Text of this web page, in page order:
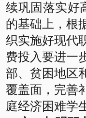
续巩固落实好
的基础上，根
织实施好现代
费投入要进一
部、贫困地区
覆盖面，完善
庭经济困难学